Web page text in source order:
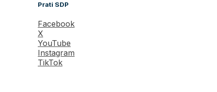
Prati SDP
Facebook
X
YouTube
Instagram
TikTok